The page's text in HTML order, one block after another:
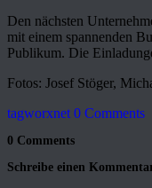
Den nächsten
mit einem spannenden
Publikum. Die
Fotos: Josef Stöger,
tagworxnet 0 Comments
0 Comments
Schreibe einen